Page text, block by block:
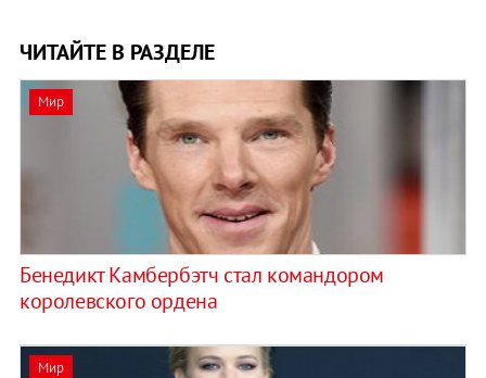
ЧИТАЙТЕ В РАЗДЕЛЕ
Мир
Бенедикт Камбербэтч стал командором
королевского ордена
Мир